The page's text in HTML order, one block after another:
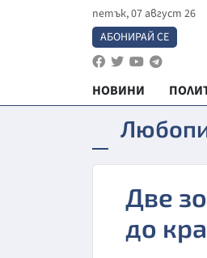
петък, 07 август 26
АБОНИРАЙ СЕ
НОВИНИ
Две
до